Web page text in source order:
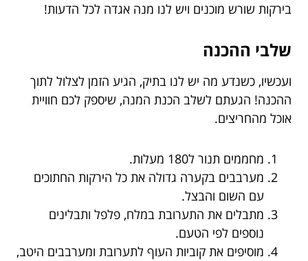
בירקות שורש מוכנים ויש לנו מנה אגדה לכל הדעות!
שלבי ההכנה
ועכשיו, כשנדע מה יש לנו בתיק, הגיע הזמן לצלול לתוך
ההכנה! הגעתם לשלב הכנת המנה, שיספק לכם חוויית
אוכל מהחריצים.
מחממים תנור ל180 מעלות.
מערבבים בקערה גדולה את כל הירקות החתוכים
עם השום והבצל.
מתבלים את התערובת במלח, פלפל ותבלינים
נוספים לפי הטעם.
מוסיפים את קוביות העוף לתערובת ומערבבים היטב,